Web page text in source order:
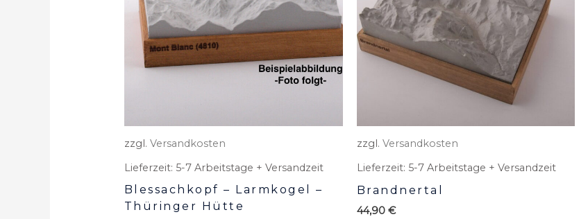
zzgl. Versandkosten
Lieferzeit: 5-7 Arbeitstage + Versandzeit
Blessachkopf – Larmkogel –
Thüringer Hütte
zzgl. Versandkosten
Lieferzeit: 5-7 Arbeitstage + Versandzeit
Brandnertal
44,90 €